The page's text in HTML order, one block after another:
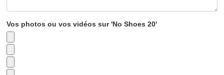
Vos photos ou vos vidéos sur 'No Shoes 20'